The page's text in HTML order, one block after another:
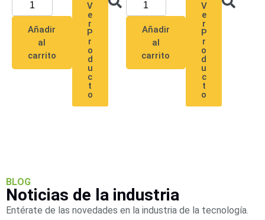
Mecánicos
(HDD)
Memorias
SD /
Memorias
Micro
Servidores
Analíticas
EPCOM
Añadir
al
carrito
V
e
r
P
r
o
d
u
c
t
o
Añadir
al
carrito
V
e
r
P
r
o
d
u
c
t
o
BLOG
Noticias de la industria
Entérate de las novedades en la industria de la tecnología.